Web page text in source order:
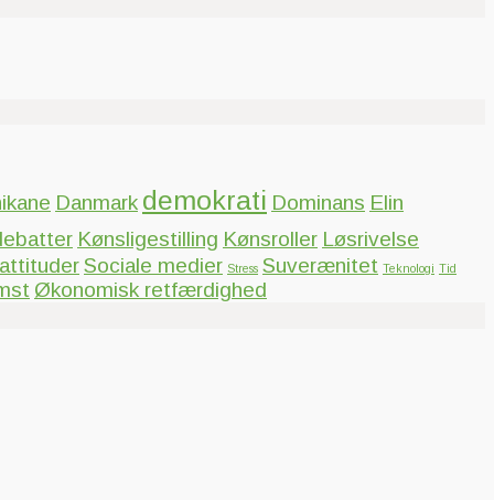
Danmark demokrati Dominans Elin
Kønsligestilling Kønsroller Løsrivelse
Sociale medier Stress Suverænitet Teknologi Tid
Økonomisk retfærdighed